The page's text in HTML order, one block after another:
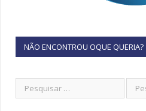
NÃO ENCONTROU OQUE QUERIA?